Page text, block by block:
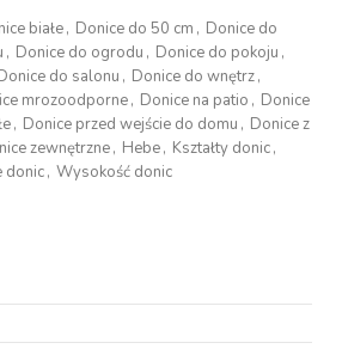
białe, Donice do 50 cm , Donice do
, Donice do ogrodu , Donice do pokoju ,
do salonu , Donice do wnętrz,
mrozoodporne, Donice na patio , Donice
, Donice przed wejście do domu , Donice z
zewnętrzne, Hebe, Kształty donic,
donic, Wysokość donic